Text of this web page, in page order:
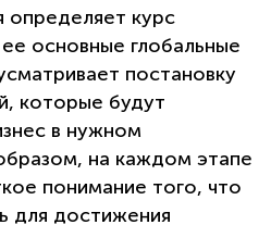
определяет курс
основные глобальные
постановку
которые будут
в нужном
на каждом этапе
понимание того, что
для достижения